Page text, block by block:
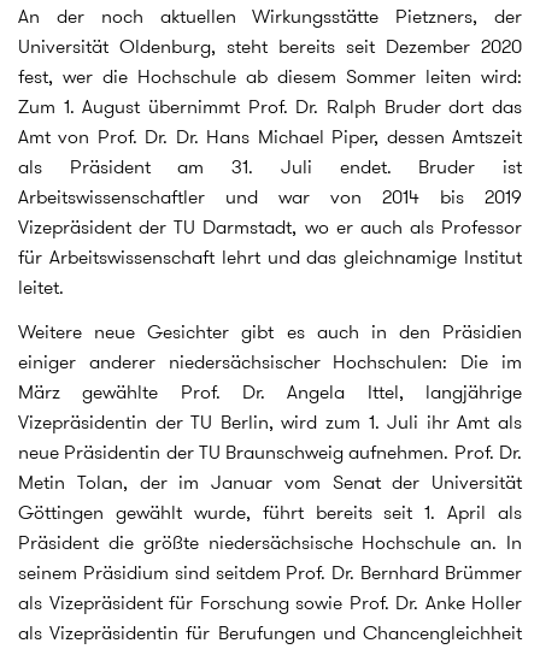
An der noch aktuellen Wirkungsstätte Pietzners, der
Universität Oldenburg, steht bereits seit Dezember 2020
fest, wer die Hochschule ab diesem Sommer leiten wird:
Zum 1. August übernimmt Prof. Dr. Ralph Bruder dort das
Amt von Prof. Dr. Dr. Hans Michael Piper, dessen Amtszeit
als Präsident am 31. Juli endet. Bruder ist
Arbeitswissenschaftler und war von 2014 bis 2019
Vizepräsident der TU Darmstadt, wo er auch als Professor
für Arbeitswissenschaft lehrt und das gleichnamige Institut
leitet.
Weitere neue Gesichter gibt es auch in den Präsidien
einiger anderer niedersächsischer Hochschulen: Die im
März gewählte Prof. Dr. Angela Ittel, langjährige
Vizepräsidentin der TU Berlin, wird zum 1. Juli ihr Amt als
neue Präsidentin der TU Braunschweig aufnehmen. Prof. Dr.
Metin Tolan, der im Januar vom Senat der Universität
Göttingen gewählt wurde, führt bereits seit 1. April als
Präsident die größte niedersächsische Hochschule an. In
seinem Präsidium sind seitdem Prof. Dr. Bernhard Brümmer
als Vizepräsident für Forschung sowie Prof. Dr. Anke Holler
als Vizepräsidentin für Berufungen und Chancengleichheit